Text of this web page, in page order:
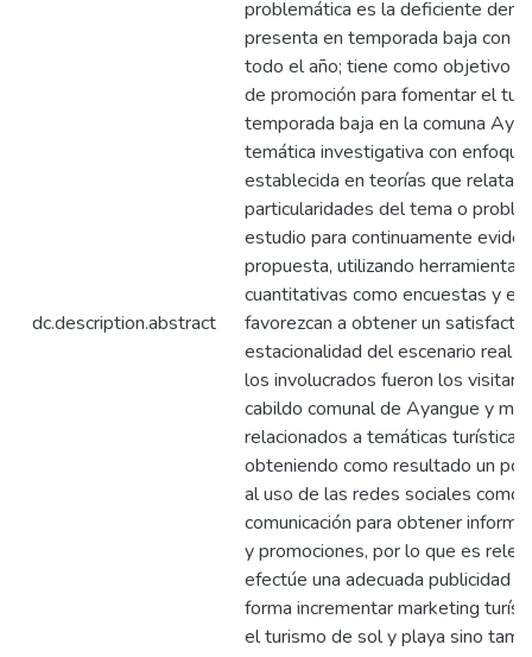
dc.description.abstract
problemática es la deficiente
presenta en temporada baja con
todo el año; tiene como objetivo
de promoción para fomentar el
temporada baja en la comuna
temática investigativa con
establecida en teorías que relata
particularidades del tema o
estudio para continuamente
propuesta, utilizando
cuantitativas como encuestas y
favorezcan a obtener un
estacionalidad del escenario real
los involucrados fueron los
cabildo comunal de Ayangue y
relacionados a temáticas turísticas
obteniendo como resultado un
al uso de las redes sociales como
comunicación para obtener
y promociones, por lo que es
efectúe una adecuada publicidad
forma incrementar marketing
el turismo de sol y playa sino